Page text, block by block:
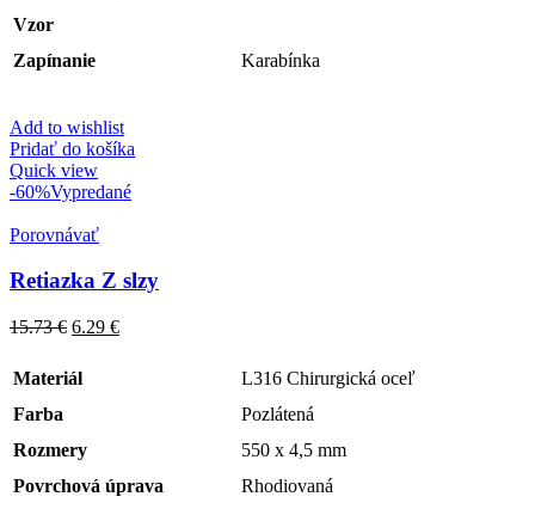
Vzor
Zapínanie
Karabínka
Add to wishlist
Pridať do košíka
Quick view
-60%Vypredané
Porovnávať
Retiazka Z slzy
15.73€ 6.29 €
Materiál
L316 Chirurgická oceľ
Farba
Pozlátená
Rozmery
550 x 4,5 mm
Povrchová úprava
Rhodiovaná